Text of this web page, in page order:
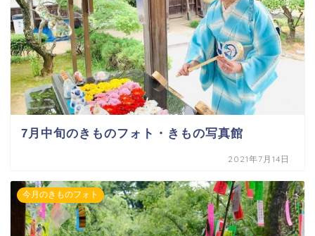
7月中旬のきものフォト・きもの写真館
2021年7月14日
今月のきものフォト